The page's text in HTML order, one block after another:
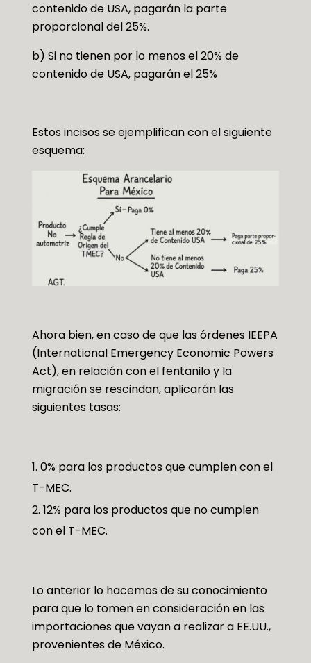
contenido de USA, pagarán la parte
proporcional del 25%.
b) Si no tienen por lo menos el 20% de
contenido de USA, pagarán el 25%
Estos incisos se ejemplifican con el siguiente
esquema:
Ahora bien, en caso de que las órdenes IEEPA
(International Emergency Economic Powers
Act), en relación con el fentanilo y la
migración se rescindan, aplicarán las
siguientes tasas:
0% para los productos que cumplen con el
T-MEC.
12% para los productos que no cumplen
con el T-MEC.
Lo anterior lo hacemos de su conocimiento
para que lo tomen en consideración en las
importaciones que vayan a realizar a EE.UU.,
provenientes de México.